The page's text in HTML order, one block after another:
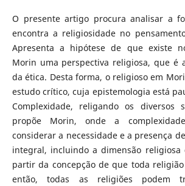
O presente artigo procura analisar a
encontra a religiosidade no
Apresenta a hipótese de que existe
Morin uma perspectiva religiosa, que é
da ética. Desta forma, o religioso em
estudo crítico, cuja epistemologia está
Complexidade, religando os diversos
propõe Morin, onde a
considerar a necessidade e a presença
integral, incluindo a dimensão religiosa
partir da concepção de que toda
então, todas as religiões podem